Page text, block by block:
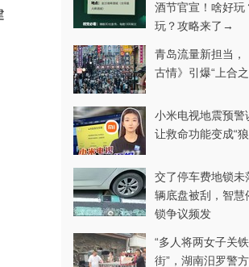
酒节官宣！啥好玩
玩？攻略来了→
青岛流量新担当，
古情》引爆“上合
小米电视地震预警
让救命功能变成“
交了停车费地锁未
辆底盘被刮，智慧
锁争议频发
“多人将两女子关
街”，湖南汨罗警